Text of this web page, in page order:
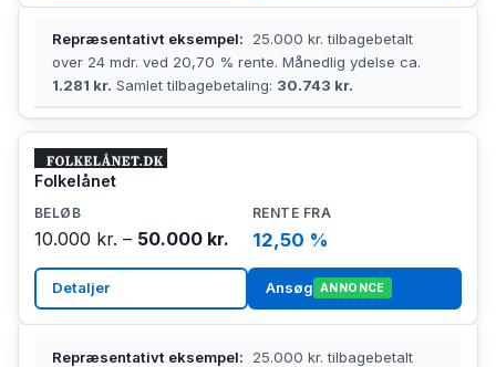
Repræsentativt eksempel:
25.000 kr. tilbagebetalt
over 24 mdr. ved 20,70 % rente. Månedlig ydelse ca.
1.281 kr. Samlet tilbagebetaling: 30.743 kr.
Folkelånet
10.000 kr. – 50.000 kr. 12,50 %
Detaljer Ansøg ANNONCE
Repræsentativt eksempel:
25.000 kr. tilbagebetalt